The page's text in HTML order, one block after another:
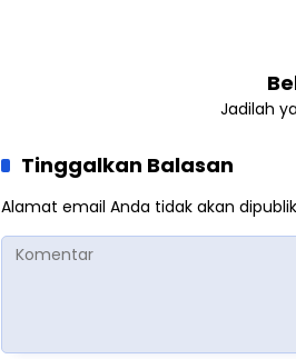
Jadilah
Tinggalkan Balasan
Alamat email Anda tidak akan